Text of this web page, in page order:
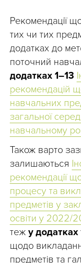
Рекомендації
тих чи тих
додатках до
поточний
додатках 1–13
рекомендацій
навчальних
загальної
навчальному
Також варто
залишаються
рекомендації
процесу та
предметів у
освіти у 2022/
теж у додатках
щодо
предметів та